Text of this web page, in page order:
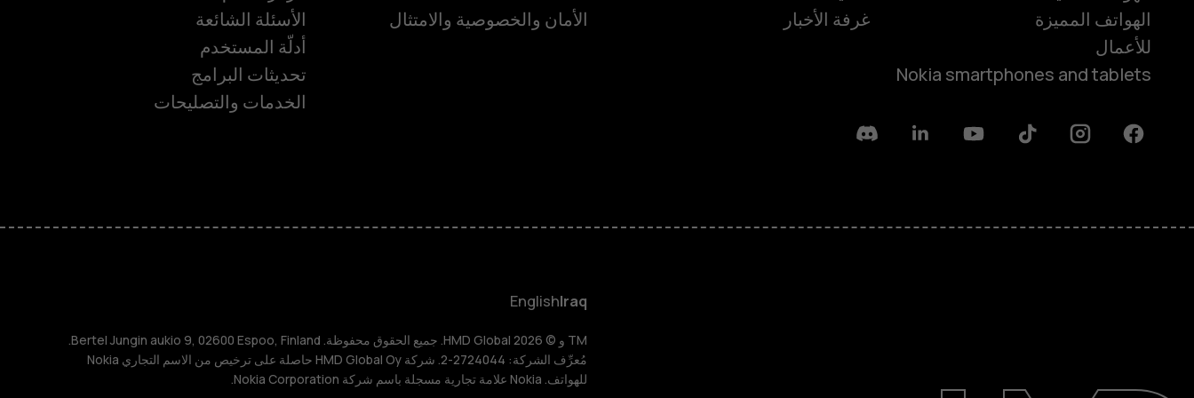
HMD Terra M
HMD DUB
HMD Watch
الهواتف المميزة
للأعمال
Nokia smartphones and tablets
غرفة الأخبار
الأمان والخصوصية والامتثال
الأسئلة الشائعة
أدلّة المستخدم
تحديثات البرامج
الخدمات والتصليحات
Facebook
Instagram
Tiktok
Youtube
Linkedin
Discord
Iraq
English
TM و © 2026 HMD Global. جميع الحقوق محفوظة. Bertel Jungin aukio 9, 02600 Espoo, Finland.
مُعرِّف الشركة: 2724044-2. شركة HMD Global Oy حاصلة على ترخيص من الاسم التجاري Nokia
للهواتف. Nokia علامة تجارية مسجلة باسم شركة Nokia Corporation.